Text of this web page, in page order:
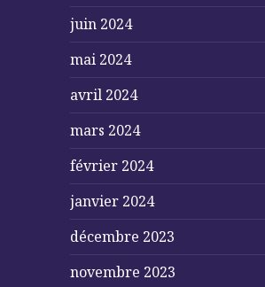
juin 2024
mai 2024
avril 2024
mars 2024
février 2024
janvier 2024
décembre 2023
novembre 2023